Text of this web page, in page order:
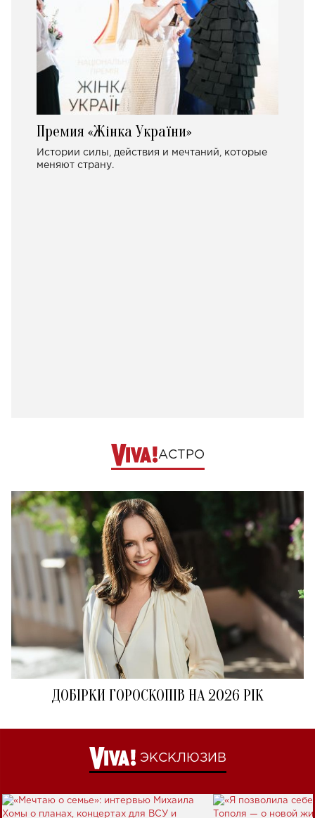
Премия «Жінка України»
Истории силы, действия и мечтаний, которые
меняют страну.
АСТРО
ДОБІРКИ ГОРОСКОПІВ НА 2026 РІК
ЭКСКЛЮЗИВ